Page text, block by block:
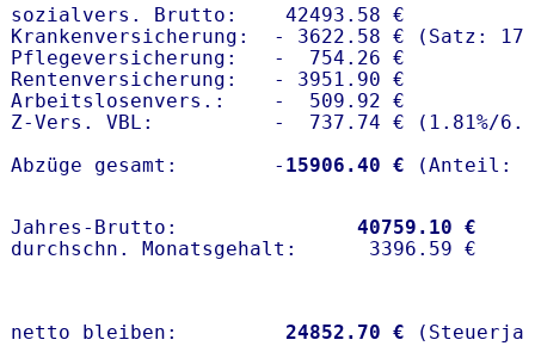
sozialvers. Brutto:    42493.58 €
Krankenversicherung:  - 3622.58 € (Satz:
Pflegeversicherung:   -  754.26 €
Rentenversicherung:   - 3951.90 €
Arbeitslosenvers.:    -  509.92 €
Z-Vers. VBL:          -  737.74 € ( 1.81%/
Abzüge gesamt:        - 15906.40 €
Jahres-Brutto: 40759.10 €
netto bleiben: 24852.70 €